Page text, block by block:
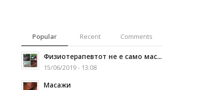
Popular Recent Comments
Физиотерапевтот не е само мас...
15/06/2019 - 13:08
Масажи